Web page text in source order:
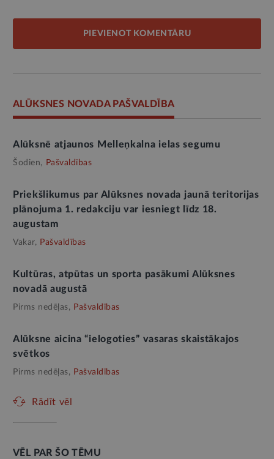
PIEVIENOT KOMENTĀRU
ALŪKSNES NOVADA PAŠVALDĪBA
Alūksnē atjaunos Melleņkalna ielas segumu
Šodien, Pašvaldības
Priekšlikumus par Alūksnes novada jaunā teritorijas
plānojuma 1. redakciju var iesniegt līdz 18.
augustam
Vakar, Pašvaldības
Kultūras, atpūtas un sporta pasākumi Alūksnes
novadā augustā
Pirms nedēļas, Pašvaldības
Alūksne aicina “ielogoties” vasaras skaistākajos
svētkos
Pirms nedēļas, Pašvaldības
Rādīt vēl
VĒL PAR ŠO TĒMU